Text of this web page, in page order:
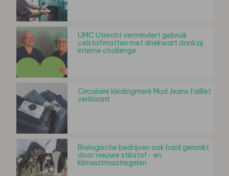
UMC Utrecht vermindert gebruik
celstofmatten met driekwart dankzij
interne challenge
Circulaire kledingmerk Mud Jeans failliet
verklaard
Biologische bedrijven ook hard geraakt
door nieuwe stikstof- en
klimaatmaatregelen